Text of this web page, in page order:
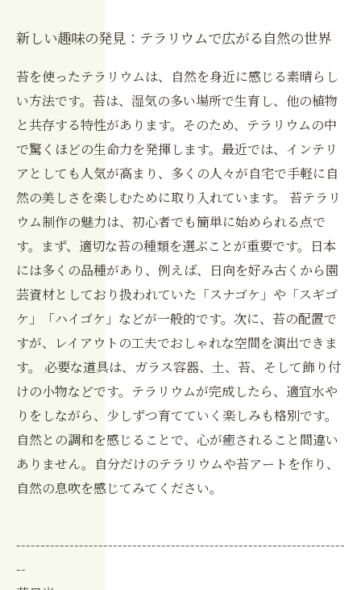
新しい趣味の発見：テラリウムで広がる自然の世界
苔を使ったテラリウムは、自然を身近に感じる素晴らし
い方法です。苔は、湿気の多い場所で生育し、他の植物
と共存する特性があります。そのため、テラリウムの中
で驚くほどの生命力を発揮します。最近では、インテリ
アとしても人気が高まり、多くの人々が自宅で手軽に自
然の美しさを楽しむために取り入れています。 苔テラリ
ウム制作の魅力は、初心者でも簡単に始められる点で
す。まず、適切な苔の種類を選ぶことが重要です。日本
には多くの品種があり、例えば、日向を好み古くから園
芸資材としており扱われていた「スナゴケ」や「スギゴ
ケ」「ハイゴケ」などが一般的です。次に、苔の配置で
すが、レイアウトの工夫でおしゃれな空間を演出できま
す。 必要な道具は、ガラス容器、土、苔、そして飾り付
けの小物などです。テラリウムが完成したら、適宜水や
りをしながら、少しずつ育てていく楽しみも格別です。
自然との調和を感じることで、心が癒されること間違い
ありません。自分だけのテラリウムや苔アートを作り、
自然の息吹を感じてみてください。
--------------------------------------------------------------------
--